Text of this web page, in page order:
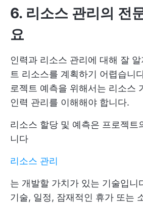
6. 리소스 관리의 전
요
인력과 리소스 관리에 대해 잘
트 리소스를 계획하기 어렵습니
로젝트 예측을 위해서는 리소스
인력 관리를 이해해야 합니다.
리소스 할당 및 예측은 프로젝트
니다
리소스 관리
는 개발할 가치가 있는 기술입니
기술, 일정, 잠재적인 휴가 또는